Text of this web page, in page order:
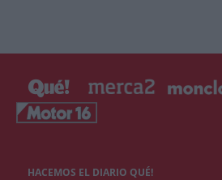
HACEMOS EL DIARIO QUÉ!